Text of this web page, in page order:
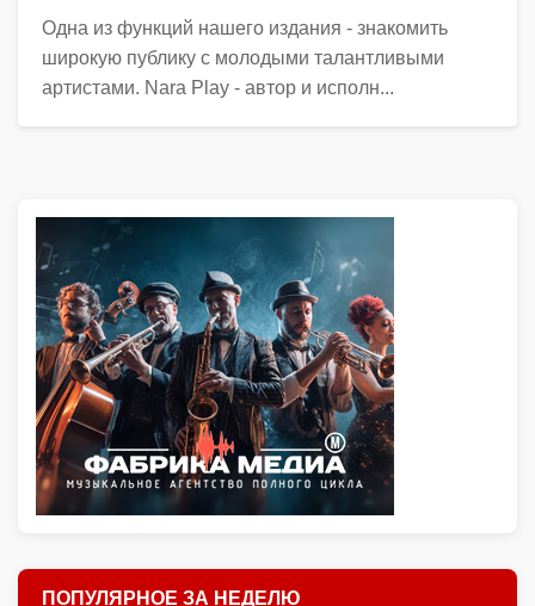
Одна из функций нашего издания - знакомить
широкую публику с молодыми талантливыми
артистами. Nara Play - автор и исполн...
ПОПУЛЯРНОЕ ЗА НЕДЕЛЮ